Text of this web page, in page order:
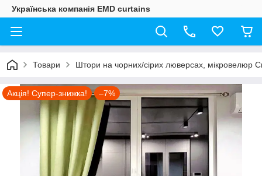
Українська компанія EMD curtains
Товари Штори на чорних/сірих люверсах, мікровелюр
Акція! Супер-знижка! –7%